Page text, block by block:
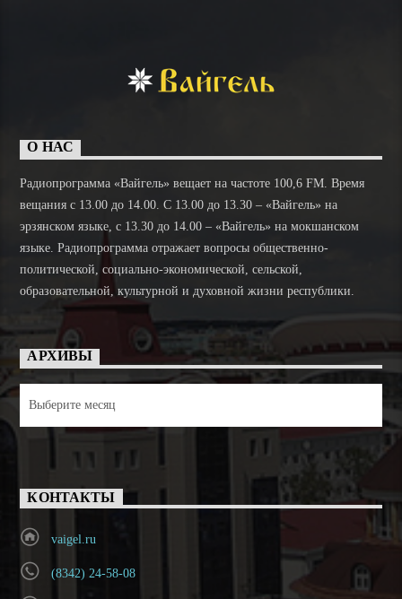
О НАС
Радиопрограмма «Вайгель» вещает на частоте 100,6 FM. Время
вещания с 13.00 до 14.00. C 13.00 до 13.30 – «Вайгель» на
эрзянском языке, с 13.30 до 14.00 – «Вайгель» на мокшанском
языке. Радиопрограмма отражает вопросы общественно-
политической, социально-экономической, сельской,
образовательной, культурной и духовной жизни республики.
АРХИВЫ
КОНТАКТЫ
vaigel.ru
(8342) 24-58-08